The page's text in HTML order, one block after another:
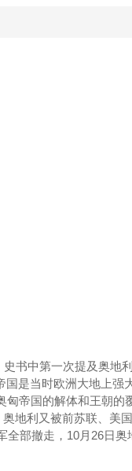
书中第一次提及奥
是当时欧洲大地上
帝国的解体和王朝
地利又被前苏联、美
部撤走，10月26日